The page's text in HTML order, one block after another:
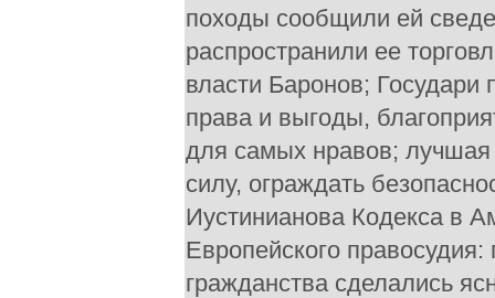
походы сообщили ей
распространили ее
власти Баронов;
права и выгоды,
для самых нравов;
силу, ограждать
Иустинианова Кодекса в
Европейского
гражданства сделались